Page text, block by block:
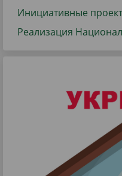
Инициативные
Реализация